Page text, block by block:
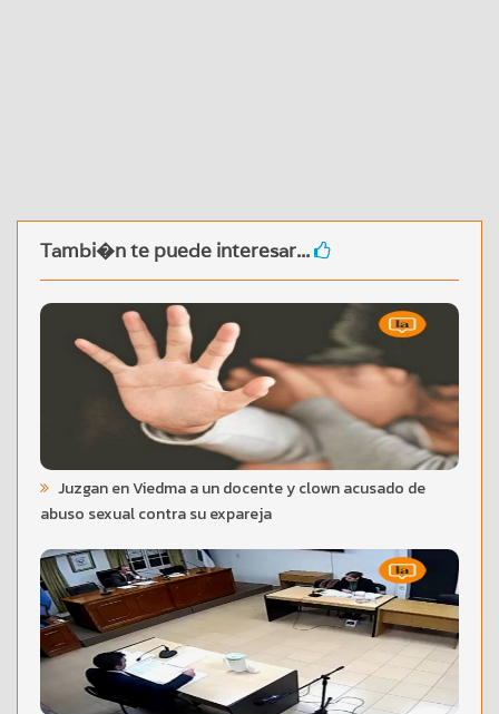
Tambi�n te puede interesar...
Juzgan en Viedma a un docente y clown acusado de
abuso sexual contra su expareja